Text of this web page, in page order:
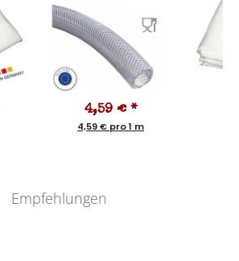
4,59 € *
4,59 € pro 1 m
Empfehlungen